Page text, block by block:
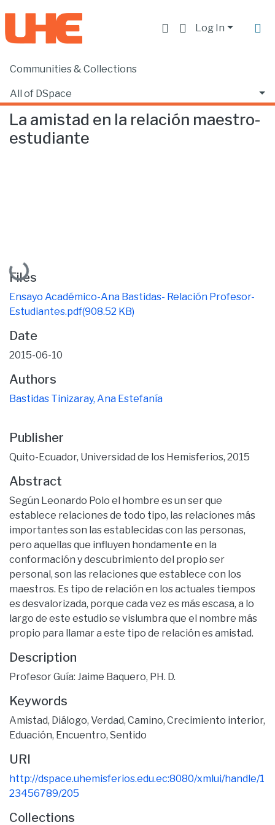
Log In
Communities & Collections
All of DSpace
Statistics
Home Facultad de Educación
La amistad en la relación maestro-
estudiante
Loading...
Files
Ensayo Académico-Ana Bastidas- Relación Profesor-
Estudiantes.pdf(908.52 KB)
Date
2015-06-10
Authors
Bastidas Tinizaray, Ana Estefanía
Publisher
Quito-Ecuador, Universidad de los Hemisferios, 2015
Abstract
Según Leonardo Polo el hombre es un ser que
establece relaciones de todo tipo, las relaciones más
importantes son las establecidas con las personas,
pero aquellas que influyen hondamente en la
conformación y descubrimiento del propio ser
personal, son las relaciones que establece con los
maestros. Es tipo de relación en los actuales tiempos
es desvalorizada, porque cada vez es más escasa, a lo
largo de este estudio se vislumbra que el nombre más
propio para llamar a este tipo de relación es amistad.
Description
Profesor Guía: Jaime Baquero, PH. D.
Keywords
Amistad, Diálogo, Verdad, Camino, Crecimiento interior,
Eduación, Encuentro, Sentido
URI
http://dspace.uhemisferios.edu.ec:8080/xmlui/handle/1
23456789/205
Collections